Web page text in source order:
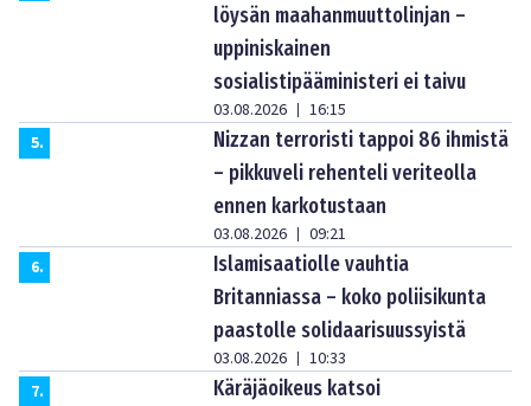
löysän maahanmuuttolinjan –
uppiniskainen
sosialistipääministeri ei taivu
03.08.2026 | 16:15
5.
Nizzan terroristi tappoi 86 ihmistä
– pikkuveli rehenteli veriteolla
ennen karkotustaan
03.08.2026 | 09:21
6.
Islamisaatiolle vauhtia
Britanniassa – koko poliisikunta
paastolle solidaarisuussyistä
03.08.2026 | 10:33
7.
Käräjäoikeus katsoi